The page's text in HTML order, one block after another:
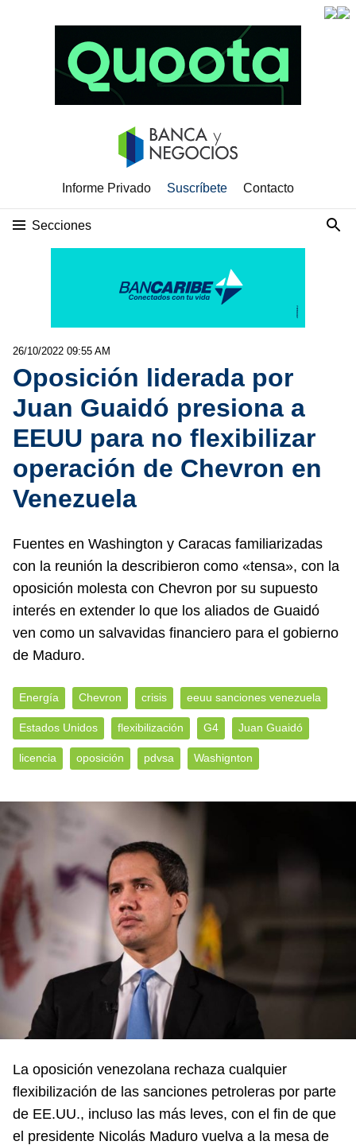
Informe Privado Suscríbete Contacto
Secciones
26/10/2022 09:55 AM
Oposición liderada por
Juan Guaidó presiona a
EEUU para no flexibilizar
operación de Chevron en
Venezuela
Fuentes en Washington y Caracas familiarizadas
con la reunión la describieron como «tensa», con la
oposición molesta con Chevron por su supuesto
interés en extender lo que los aliados de Guaidó
ven como un salvavidas financiero para el gobierno
de Maduro.
Energía Chevron crisis eeuu sanciones venezuela
Estados Unidos flexibilización G4 Juan Guaidó
licencia oposición pdvsa Washignton
La oposición venezolana rechaza cualquier
flexibilización de las sanciones petroleras por parte
de EE.UU., incluso las más leves, con el fin de que
el presidente Nicolás Maduro vuelva a la mesa de